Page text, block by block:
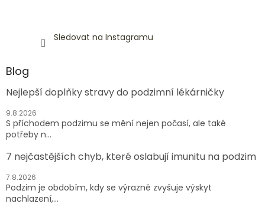
Sledovat na Instagramu
Blog
Nejlepší doplňky stravy do podzimní lékárničky
9.8.2026
S příchodem podzimu se mění nejen počasí, ale také
potřeby n...
7 nejčastějších chyb, které oslabují imunitu na podzim
7.8.2026
Podzim je obdobím, kdy se výrazně zvyšuje výskyt
nachlazení,...